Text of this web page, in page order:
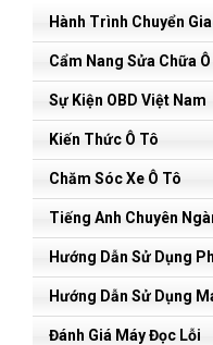
Hành Trình Chuyển
Cẩm Nang Sửa Chữa
Sự Kiện OBD Việt Nam
Kiến Thức Ô Tô
Chăm Sóc Xe Ô Tô
Tiếng Anh Chuyên
Hướng Dẫn Sử Dụng
Hướng Dẫn Sử Dụng
Đánh Giá Máy Đọc Lỗi